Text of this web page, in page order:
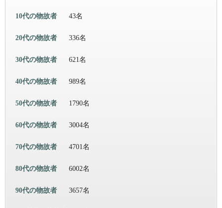
10代の物故者 43名
20代の物故者 336名
30代の物故者 621名
40代の物故者 989名
50代の物故者 1790名
60代の物故者 3004名
70代の物故者 4701名
80代の物故者 6002名
90代の物故者 3657名